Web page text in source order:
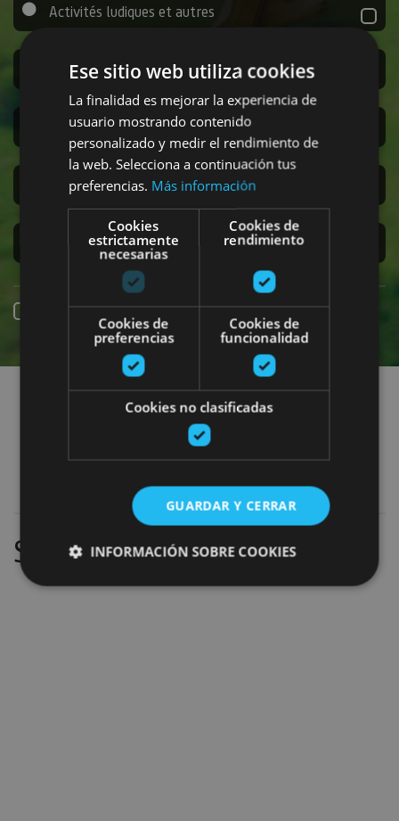
Activités ludiques et autres
San Fermin
Accesibilidad
Turismo regenerativo
Experiencias exclusivas
Réservation en ligne
Recherchez des sorties
Actividades culturales
Sans succès
Ese sitio web utiliza cookies
La finalidad es mejorar la experiencia de
usuario mostrando contenido
personalizado y medir el rendimiento de
la web. Selecciona a continuación tus
preferencias. Más información
Cookies
estrictamente
necesarias
Cookies de
rendimiento
Cookies de
preferencias
Cookies de
funcionalidad
Cookies no clasificadas
GUARDAR Y CERRAR
INFORMACIÓN SOBRE COOKIES